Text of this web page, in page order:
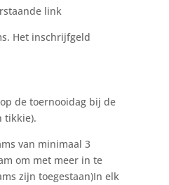
link
Het inschrijfgeld
de toernooidag bij de
tikkie).
van minimaal 3
om met meer in te
zijn toegestaan)In elk